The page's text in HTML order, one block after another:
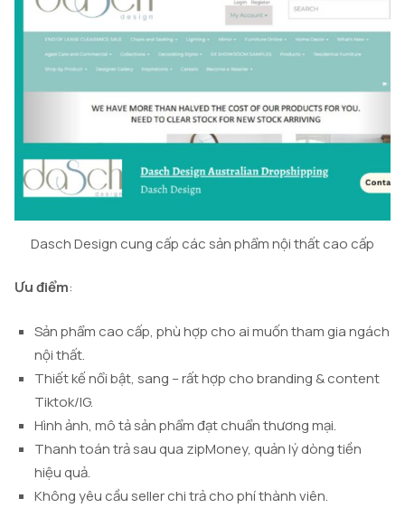
Dasch Design cung cấp các sản phẩm nội thất cao cấp
Ưu điểm:
Sản phẩm cao cấp, phù hợp cho ai muốn tham gia ngách
nội thất.
Thiết kế nổi bật, sang – rất hợp cho branding & content
Tiktok/IG.
Hình ảnh, mô tả sản phẩm đạt chuẩn thương mại.
Thanh toán trả sau qua zipMoney, quản lý dòng tiền
hiệu quả.
Không yêu cầu seller chi trả cho phí thành viên.